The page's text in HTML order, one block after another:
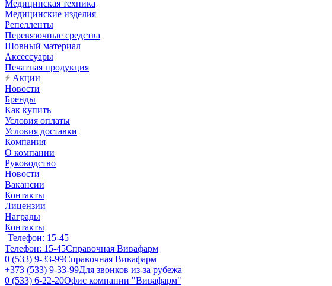
Медицинская техника
Медицинские изделия
Репелленты
Перевязочные средства
Шовный материал
Аксессуары
Печатная продукция
Акции
Новости
Бренды
Как купить
Условия оплаты
Условия доставки
Компания
О компании
Руководство
Новости
Вакансии
Контакты
Лицензии
Награды
Контакты
Телефон: 15-45
Телефон: 15-45Справочная Вивафарм
0 (533) 9-33-99Справочная Вивафарм
+373 (533) 9-33-99Для звонков из-за рубежа
0 (533) 6-22-20Офис компании "Вивафарм"